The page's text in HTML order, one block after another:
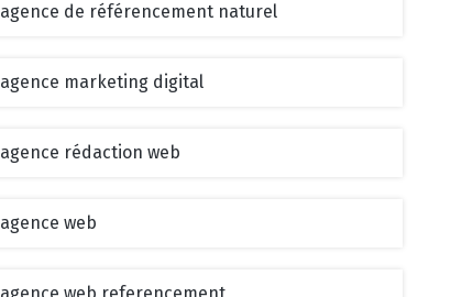
agence de référencement naturel
agence marketing digital
agence rédaction web
agence web